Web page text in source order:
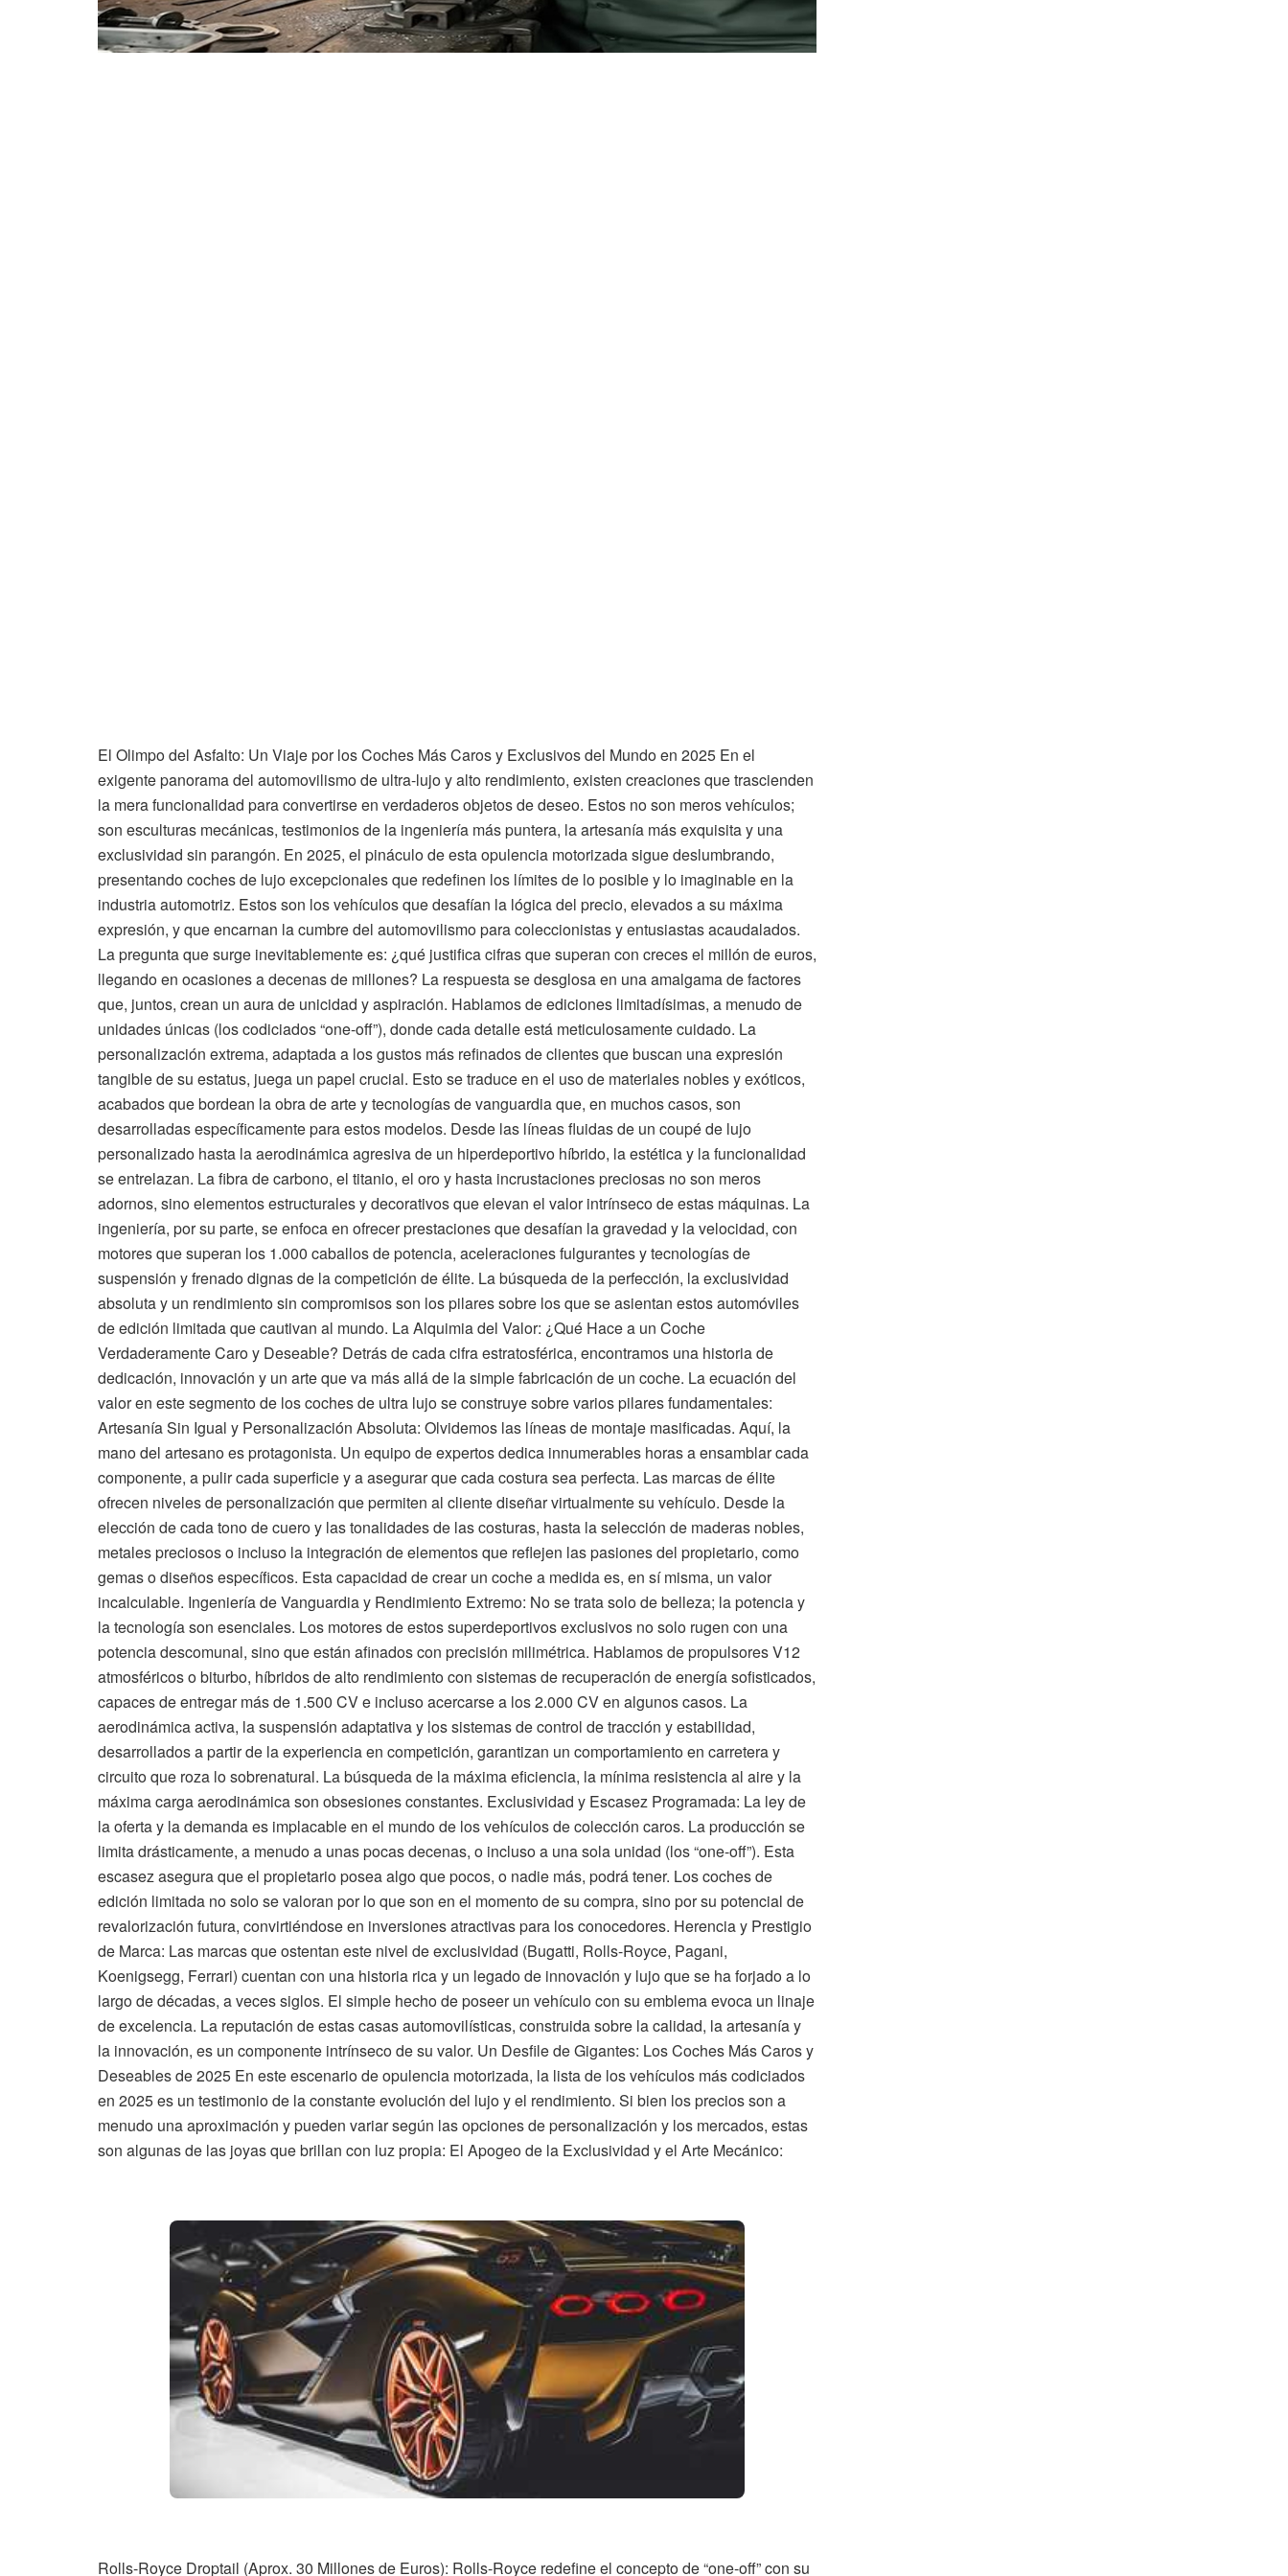
El Olimpo del Asfalto: Un Viaje por los Coches Más Caros y Exclusivos del Mundo en 2025 En el
exigente panorama del automovilismo de ultra-lujo y alto rendimiento, existen creaciones que trascienden
la mera funcionalidad para convertirse en verdaderos objetos de deseo. Estos no son meros vehículos;
son esculturas mecánicas, testimonios de la ingeniería más puntera, la artesanía más exquisita y una
exclusividad sin parangón. En 2025, el pináculo de esta opulencia motorizada sigue deslumbrando,
presentando coches de lujo excepcionales que redefinen los límites de lo posible y lo imaginable en la
industria automotriz. Estos son los vehículos que desafían la lógica del precio, elevados a su máxima
expresión, y que encarnan la cumbre del automovilismo para coleccionistas y entusiastas acaudalados.
La pregunta que surge inevitablemente es: ¿qué justifica cifras que superan con creces el millón de euros,
llegando en ocasiones a decenas de millones? La respuesta se desglosa en una amalgama de factores
que, juntos, crean un aura de unicidad y aspiración. Hablamos de ediciones limitadísimas, a menudo de
unidades únicas (los codiciados “one-off”), donde cada detalle está meticulosamente cuidado. La
personalización extrema, adaptada a los gustos más refinados de clientes que buscan una expresión
tangible de su estatus, juega un papel crucial. Esto se traduce en el uso de materiales nobles y exóticos,
acabados que bordean la obra de arte y tecnologías de vanguardia que, en muchos casos, son
desarrolladas específicamente para estos modelos. Desde las líneas fluidas de un coupé de lujo
personalizado hasta la aerodinámica agresiva de un hiperdeportivo híbrido, la estética y la funcionalidad
se entrelazan. La fibra de carbono, el titanio, el oro y hasta incrustaciones preciosas no son meros
adornos, sino elementos estructurales y decorativos que elevan el valor intrínseco de estas máquinas. La
ingeniería, por su parte, se enfoca en ofrecer prestaciones que desafían la gravedad y la velocidad, con
motores que superan los 1.000 caballos de potencia, aceleraciones fulgurantes y tecnologías de
suspensión y frenado dignas de la competición de élite. La búsqueda de la perfección, la exclusividad
absoluta y un rendimiento sin compromisos son los pilares sobre los que se asientan estos automóviles
de edición limitada que cautivan al mundo. La Alquimia del Valor: ¿Qué Hace a un Coche
Verdaderamente Caro y Deseable? Detrás de cada cifra estratosférica, encontramos una historia de
dedicación, innovación y un arte que va más allá de la simple fabricación de un coche. La ecuación del
valor en este segmento de los coches de ultra lujo se construye sobre varios pilares fundamentales:
Artesanía Sin Igual y Personalización Absoluta: Olvidemos las líneas de montaje masificadas. Aquí, la
mano del artesano es protagonista. Un equipo de expertos dedica innumerables horas a ensamblar cada
componente, a pulir cada superficie y a asegurar que cada costura sea perfecta. Las marcas de élite
ofrecen niveles de personalización que permiten al cliente diseñar virtualmente su vehículo. Desde la
elección de cada tono de cuero y las tonalidades de las costuras, hasta la selección de maderas nobles,
metales preciosos o incluso la integración de elementos que reflejen las pasiones del propietario, como
gemas o diseños específicos. Esta capacidad de crear un coche a medida es, en sí misma, un valor
incalculable. Ingeniería de Vanguardia y Rendimiento Extremo: No se trata solo de belleza; la potencia y
la tecnología son esenciales. Los motores de estos superdeportivos exclusivos no solo rugen con una
potencia descomunal, sino que están afinados con precisión milimétrica. Hablamos de propulsores V12
atmosféricos o biturbo, híbridos de alto rendimiento con sistemas de recuperación de energía sofisticados,
capaces de entregar más de 1.500 CV e incluso acercarse a los 2.000 CV en algunos casos. La
aerodinámica activa, la suspensión adaptativa y los sistemas de control de tracción y estabilidad,
desarrollados a partir de la experiencia en competición, garantizan un comportamiento en carretera y
circuito que roza lo sobrenatural. La búsqueda de la máxima eficiencia, la mínima resistencia al aire y la
máxima carga aerodinámica son obsesiones constantes. Exclusividad y Escasez Programada: La ley de
la oferta y la demanda es implacable en el mundo de los vehículos de colección caros. La producción se
limita drásticamente, a menudo a unas pocas decenas, o incluso a una sola unidad (los “one-off”). Esta
escasez asegura que el propietario posea algo que pocos, o nadie más, podrá tener. Los coches de
edición limitada no solo se valoran por lo que son en el momento de su compra, sino por su potencial de
revalorización futura, convirtiéndose en inversiones atractivas para los conocedores. Herencia y Prestigio
de Marca: Las marcas que ostentan este nivel de exclusividad (Bugatti, Rolls-Royce, Pagani,
Koenigsegg, Ferrari) cuentan con una historia rica y un legado de innovación y lujo que se ha forjado a lo
largo de décadas, a veces siglos. El simple hecho de poseer un vehículo con su emblema evoca un linaje
de excelencia. La reputación de estas casas automovilísticas, construida sobre la calidad, la artesanía y
la innovación, es un componente intrínseco de su valor. Un Desfile de Gigantes: Los Coches Más Caros y
Deseables de 2025 En este escenario de opulencia motorizada, la lista de los vehículos más codiciados
en 2025 es un testimonio de la constante evolución del lujo y el rendimiento. Si bien los precios son a
menudo una aproximación y pueden variar según las opciones de personalización y los mercados, estas
son algunas de las joyas que brillan con luz propia: El Apogeo de la Exclusividad y el Arte Mecánico:
Rolls-Royce Droptail (Aprox. 30 Millones de Euros): Rolls-Royce redefine el concepto de “one-off” con su